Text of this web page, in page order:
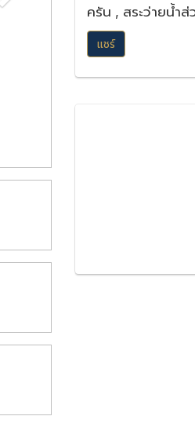
ครัน , สระว่ายน้ำส่
แชร์